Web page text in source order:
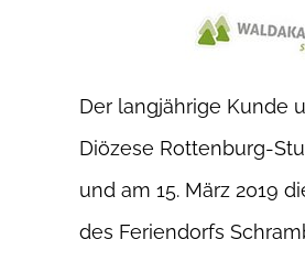
Der langjährige Kunde
Diözese Rottenburg-
und am 15. März 2019
des Feriendorfs